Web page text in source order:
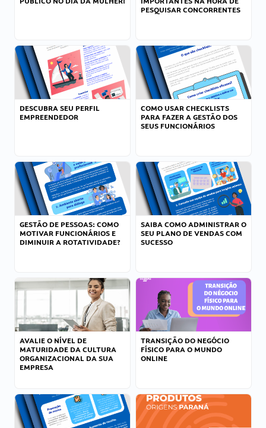
PESQUISAR CONCORRENTES
DESCUBRA SEU PERFIL
EMPREENDEDOR
COMO USAR CHECKLISTS
PARA FAZER A GESTÃO DOS
SEUS FUNCIONÁRIOS
GESTÃO DE PESSOAS: COMO
MOTIVAR FUNCIONÁRIOS E
DIMINUIR A ROTATIVIDADE?
SAIBA COMO ADMINISTRAR O
SEU PLANO DE VENDAS COM
SUCESSO
AVALIE O NÍVEL DE
MATURIDADE DA CULTURA
ORGANIZACIONAL DA SUA
EMPRESA
TRANSIÇÃO DO NEGÓCIO
FÍSICO PARA O MUNDO
ONLINE